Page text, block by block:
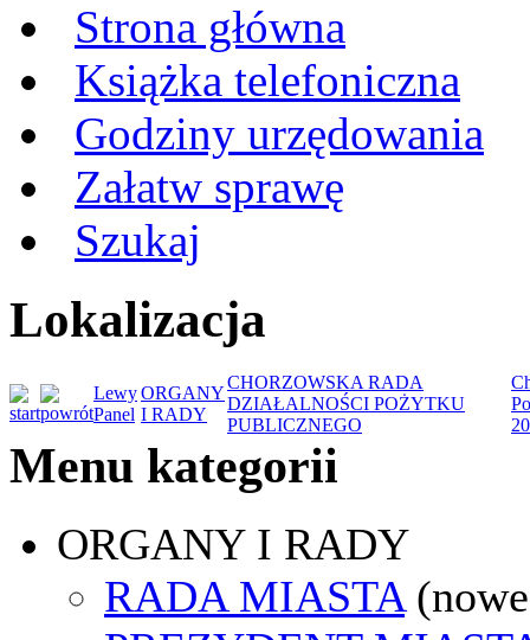
Strona główna
Książka telefoniczna
Godziny urzędowania
Załatw sprawę
Szukaj
Lokalizacja
Lewy
Panel
ORGANY
I RADY
CHORZOWSKA RADA
DZIAŁALNOŚCI POŻYTKU
PUBLICZNEGO
Menu kategorii
ORGANY I RADY
RADA MIASTA